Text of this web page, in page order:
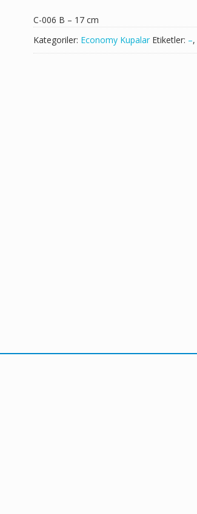
C-006 B – 17 cm
Kategoriler: Economy Kupalar Etiketler: –,